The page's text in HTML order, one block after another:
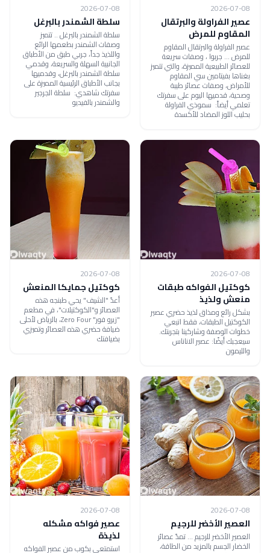
2026-07-08
عصير الفراولة والبرتقال
المقاوم للمرض
عصير الفراولة والبرتقال المقاوم
للمرض ... جربوا ، وصفات سريعة
للعصائر الطبيعية المميزة، والتي تتميز
بغناها بفيتامين سي المقاوم
للأمراض، وصفات عصائر طيبة
وصحية، قدميها اليوم على سفرتك
تعلمي أيضاً: سموذي الفراولة
بحليب اللوز المضاد للأكسدة
2026-07-08
سلطة الشمندر بالبرغل
سلطة الشمندر بالبرغل .. تتميز
وصفات الشمندر بطعمها الرائع
واللذيذ جداً، جربي طبق من الأطباق
الجانبية السهلة والسريعة، وقدمي
سلطة الشمندر بالبرغل، وقدميها
بجانب الأطباق الرئيسية المميزة على
سفرتك شاهدي: سلطة الجرجير
والشمندر بالفيديو
2026-07-08
كوكتيل الفواكه طبقات
منعش ولذيذ
بشكل رائع ومذاق لذيذ حضري عصير
الكوكتيل الطبقات، فقط اتبعي
خطوات الوصفة وشاركينا بتجربتك.
سيعجبك أيضًا: عصير الاناناس
والليمون
2026-07-08
كوكتيل جمايكا المنعش
أعدّ "الشيف" يحي طبنجه هذه
العصائر و"الكوكتيلات"، في مطعم
"زيرو فور" Zero Four، بالرياض لأحلى
ضيافة حضري هذه العصائر وتميزي
بضيافتك
2026-07-08
العصير الأخضر للرجيم
العصير الأخضر للرجيم ... تمدّ عصائر
الخضار الجسم بالمزيد من الطاقة،
2026-07-08
عصير فواكه مشكله
لذيذة
استمتعي بكوب من عصير الفواكه